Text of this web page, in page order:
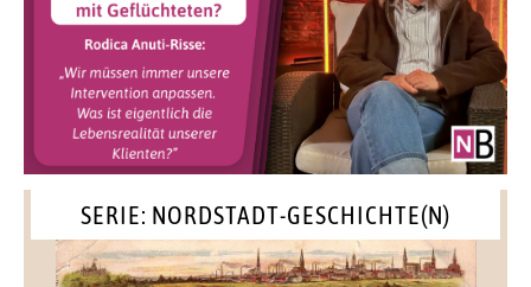
SERIE: NORDSTADT-GESCHICHTE(N)